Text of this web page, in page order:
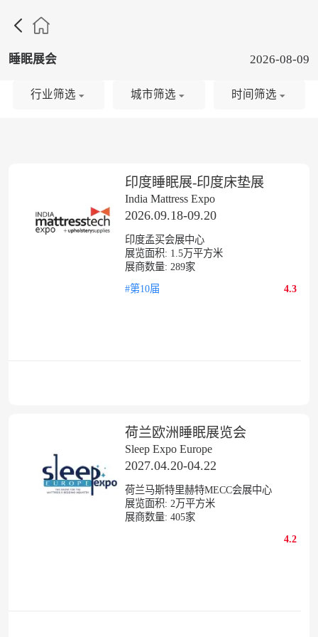

睡眠展会 2026-08-09
印度睡眠展-印度床垫展
India Mattress Expo
2026.09.18-09.20
印度孟买会展中心
展览面积: 1.5万平方米
展商数量: 289家
#第10届
4.3
荷兰欧洲睡眠展览会
Sleep Expo Europe
2027.04.20-04.22
荷兰马斯特里赫特MECC会展中心
展览面积: 2 万平方米
展商数量: 405家
4.2
行业筛选 城市筛选 时间筛选